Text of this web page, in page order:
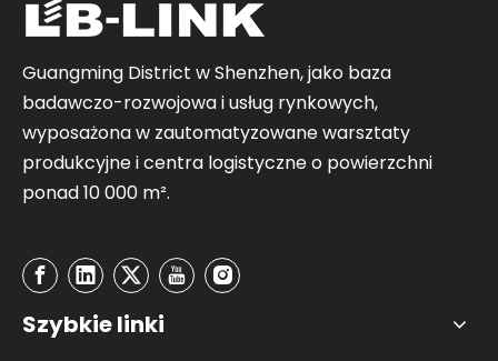
Guangming District w Shenzhen, jako baza
badawczo-rozwojowa i usług rynkowych,
wyposażona w zautomatyzowane warsztaty
produkcyjne i centra logistyczne o powierzchni
ponad 10 000 m².
Szybkie linki